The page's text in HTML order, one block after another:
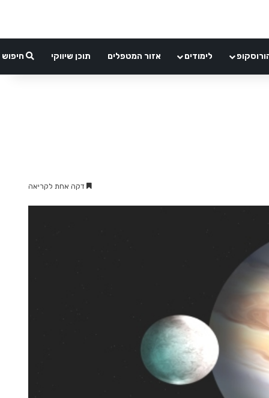
לימודים אזור המטפלים תוכן שיווקי חיפוש
דקה אחת לקריאה